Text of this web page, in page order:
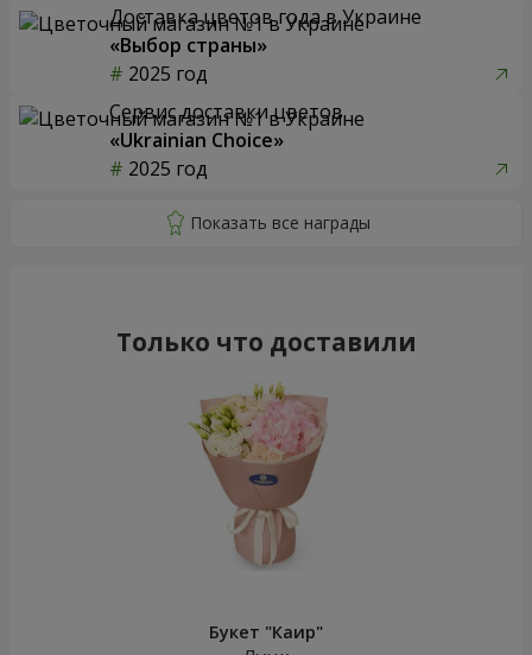
Доставка цветов года в Украине
«Выбор страны»
2025 год
Сервис доставки цветов
«Ukrainian Choice»
2025 год
Только что доставили
Букет "Каир"